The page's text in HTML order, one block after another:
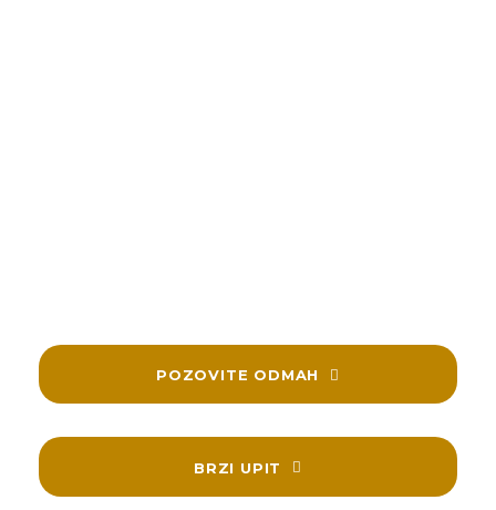
POZOVITE ODMAH
BRZI UPIT